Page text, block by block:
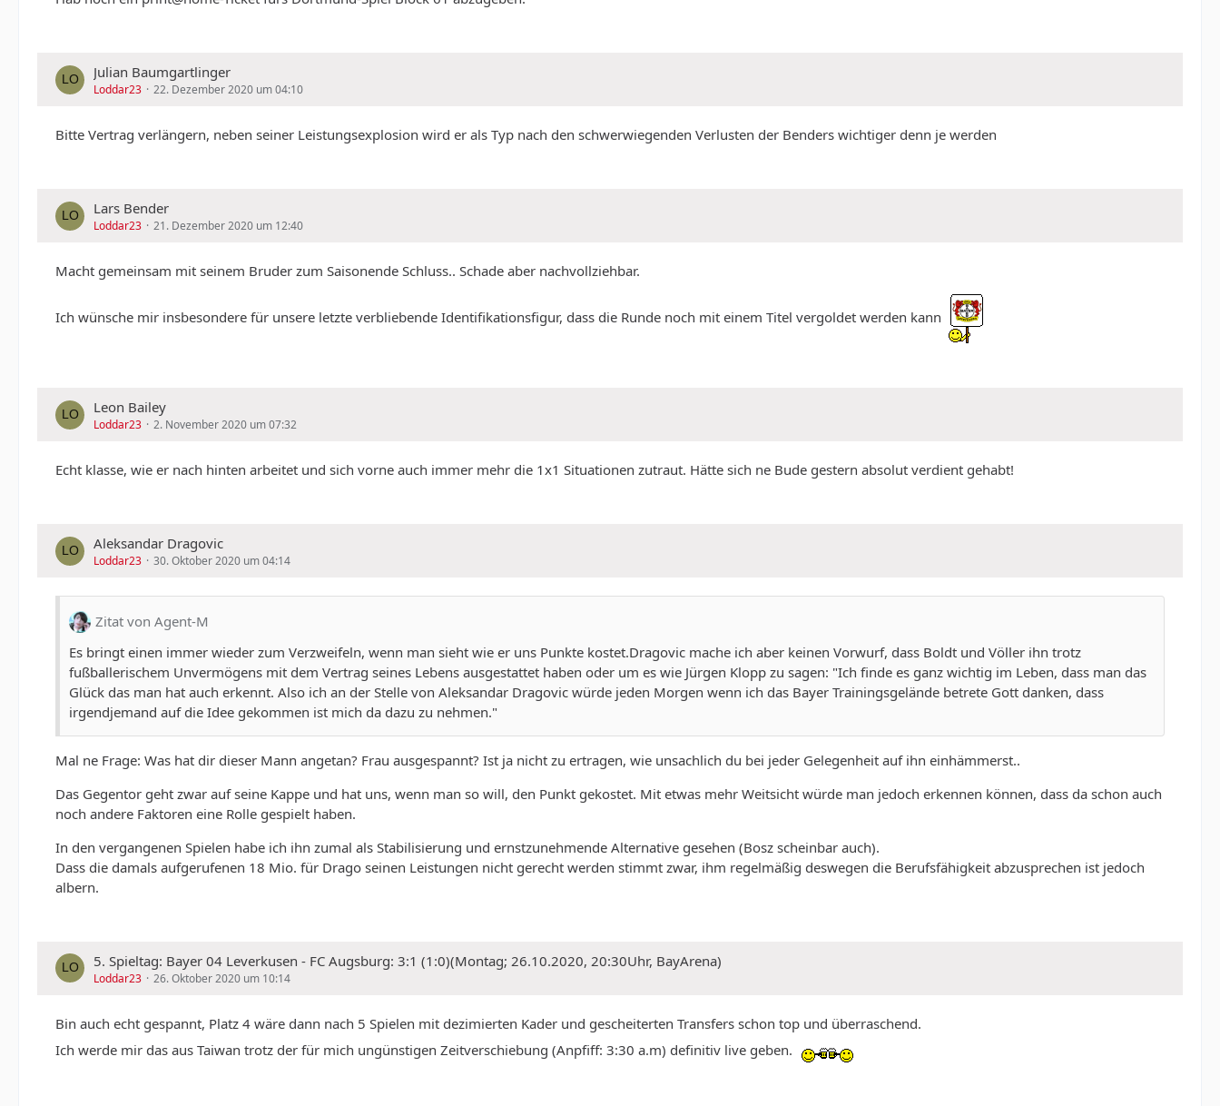
Julian Baumgartlinger
Loddar23 22. Dezember 2020 um 04:10
Bitte Vertrag verlängern, neben seiner Leistungsexplosion wird er als Typ nach den schwerwiegenden Verlusten der Benders wichtiger denn je werden
Lars Bender
Loddar23 21. Dezember 2020 um 12:40
Macht gemeinsam mit seinem Bruder zum Saisonende Schluss.. Schade aber nachvollziehbar.
Ich wünsche mir insbesondere für unsere letzte verbliebende Identifikationsfigur, dass die Runde noch mit einem Titel vergoldet werden kann
Leon Bailey
Loddar23 2. November 2020 um 07:32
Echt klasse, wie er nach hinten arbeitet und sich vorne auch immer mehr die 1x1 Situationen zutraut. Hätte sich ne Bude gestern absolut verdient gehabt!
Aleksandar Dragovic
Loddar23 30. Oktober 2020 um 04:14
Zitat von Agent-M
Es bringt einen immer wieder zum Verzweifeln, wenn man sieht wie er uns Punkte kostet.Dragovic mache ich aber keinen Vorwurf, dass Boldt und Völler ihn trotz
fußballerischem Unvermögens mit dem Vertrag seines Lebens ausgestattet haben oder um es wie Jürgen Klopp zu sagen: "Ich finde es ganz wichtig im Leben, dass man das
Glück das man hat auch erkennt. Also ich an der Stelle von Aleksandar Dragovic würde jeden Morgen wenn ich das Bayer Trainingsgelände betrete Gott danken, dass
irgendjemand auf die Idee gekommen ist mich da dazu zu nehmen."
Mal ne Frage: Was hat dir dieser Mann angetan? Frau ausgespannt? Ist ja nicht zu ertragen, wie unsachlich du bei jeder Gelegenheit auf ihn einhämmerst..
Das Gegentor geht zwar auf seine Kappe und hat uns, wenn man so will, den Punkt gekostet. Mit etwas mehr Weitsicht würde man jedoch erkennen können, dass da schon auch
noch andere Faktoren eine Rolle gespielt haben.
In den vergangenen Spielen habe ich ihn zumal als Stabilisierung und ernstzunehmende Alternative gesehen (Bosz scheinbar auch).
Dass die damals aufgerufenen 18 Mio. für Drago seinen Leistungen nicht gerecht werden stimmt zwar, ihm regelmäßig deswegen die Berufsfähigkeit abzusprechen ist jedoch
albern.
5. Spieltag: Bayer 04 Leverkusen - FC Augsburg: 3:1 (1:0)(Montag; 26.10.2020, 20:30Uhr, BayArena)
Loddar23 26. Oktober 2020 um 10:14
Bin auch echt gespannt, Platz 4 wäre dann nach 5 Spielen mit dezimierten Kader und gescheiterten Transfers schon top und überraschend.
Ich werde mir das aus Taiwan trotz der für mich ungünstigen Zeitverschiebung (Anpfiff: 3:30 a.m) definitiv live geben.